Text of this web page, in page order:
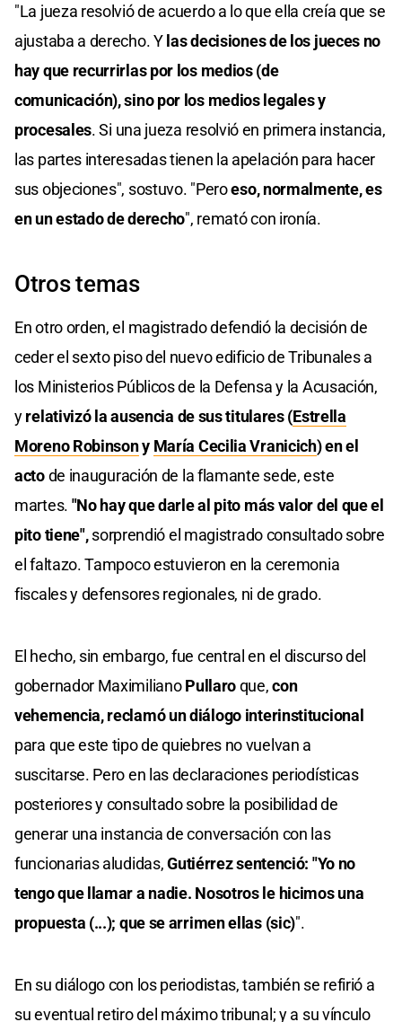
"La jueza resolvió de acuerdo a lo que ella creía que se
ajustaba a derecho. Ylas decisiones de los jueces no
hay que recurrirlas por los medios (de
comunicación), sino por los medios legales y
procesales. Si una jueza resolvió en primera instancia,
las partes interesadas tienen la apelación para hacer
sus objeciones", sostuvo. "Peroeso, normalmente, es
en un estado de derecho", remató con ironía.
Otros temas
En otro orden, el magistrado defendió la decisión de
ceder el sexto piso del nuevo edificio de Tribunales a
los Ministerios Públicos de la Defensa y la Acusación,
yrelativizó la ausencia de sus titulares (Estrella
Moreno Robinsony María Cecilia Vranicich) en el
actode inauguración de la flamante sede, este
martes. "No hay que darle al pito más valor del que el
pito tiene",sorprendió el magistrado consultado sobre
el faltazo. Tampoco estuvieron en la ceremonia
fiscales y defensores regionales, ni de grado.
El hecho, sin embargo, fue central en el discurso del
gobernador MaximilianoPullaroque,con
vehemencia, reclamó un diálogo interinstitucional
para que este tipo de quiebres no vuelvan a
suscitarse. Pero en las declaraciones periodísticas
posteriores y consultado sobre la posibilidad de
generar una instancia de conversación con las
funcionarias aludidas,Gutiérrez sentenció: "Yo no
tengo que llamar a nadie. Nosotros le hicimos una
propuesta (...); que se arrimen ellas (sic)".
En su diálogo con los periodistas, también se refirió a
su eventual retiro del máximo tribunal; y a su vínculo